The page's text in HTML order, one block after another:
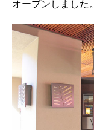
オープンしました。